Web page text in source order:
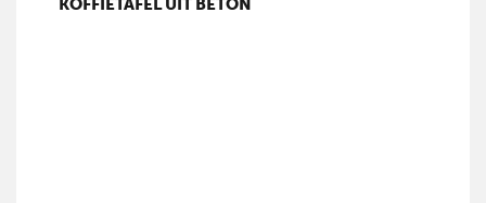
KOFFIETAFEL UIT BETON